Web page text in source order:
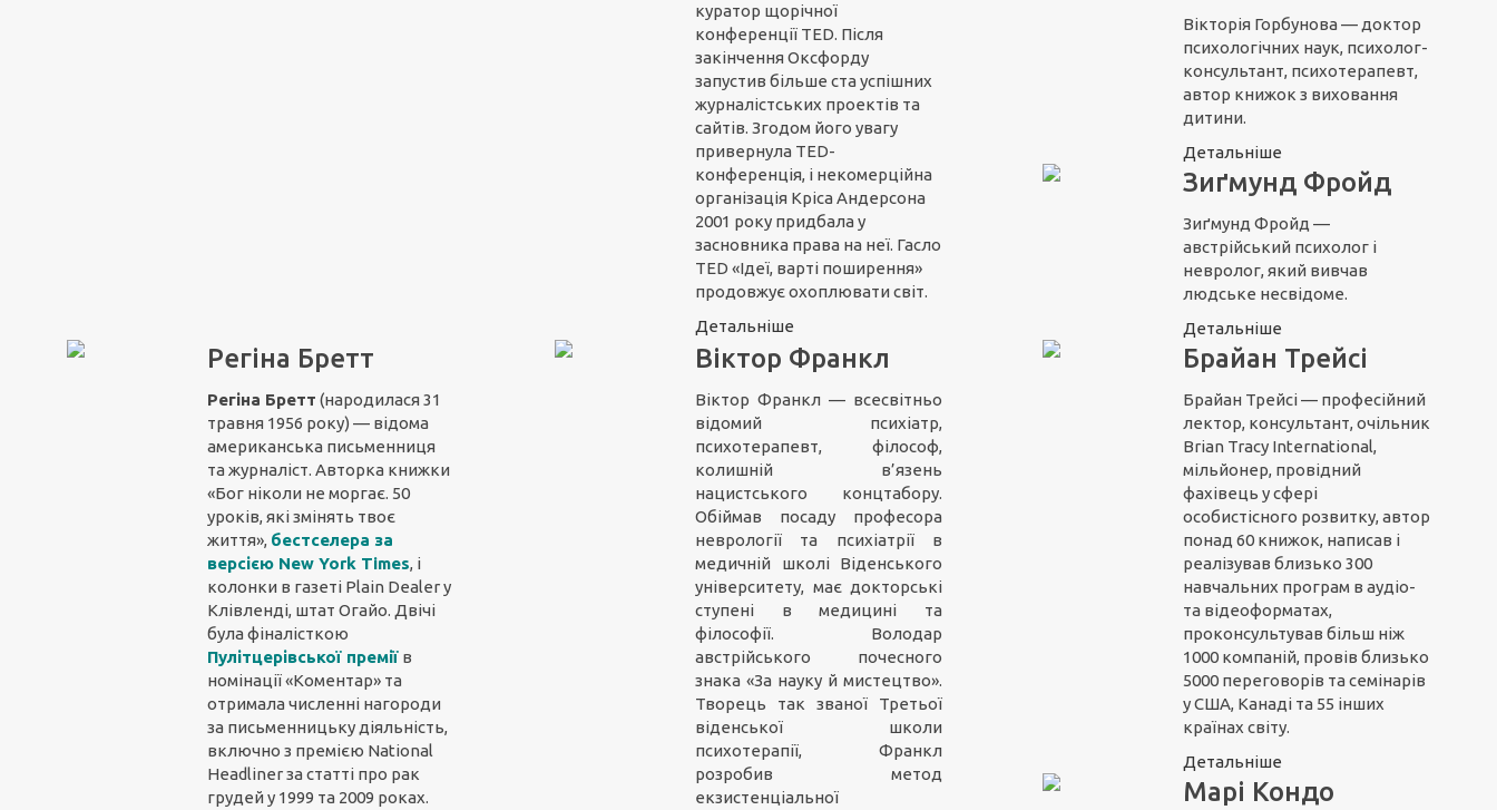
куратор щорічної
конференції TED. Після
закінчення Оксфорду
запустив більше ста успішних
журналістських проектів та
сайтів. Згодом його увагу
привернула TED-
конференція, і некомерційна
організація Кріса Андерсона
2001 року придбала у
засновника права на неї. Гасло
TED «Ідеї, варті поширення»
продовжує охоплювати світ.
Детальніше
Вікторія Горбунова — доктор
психологічних наук, психолог-
консультант, психотерапевт,
автор книжок з виховання
дитини.
Детальніше
Зиґмунд Фройд
Зиґмунд Фройд —
австрійський психолог і
невролог, який вивчав
людське несвідоме.
Детальніше
Регіна Бретт
Регіна Бретт (народилася 31
травня 1956 року) — відома
американська письменниця
та журналіст. Авторка книжки
«Бог ніколи не моргає. 50
уроків, які змінять твоє
життя», бестселера за
версією New York Times, і
колонки в газеті Plain Dealer у
Клівленді, штат Огайо. Двічі
була фіналісткою
Пулітцерівської премії в
номінації «Коментар» та
отримала численні нагороди
за письменницьку діяльність,
включно з премією National
Headliner за статті про рак
грудей у 1999 та 2009 роках.
Віктор Франкл
Віктор Франкл — всесвітньо
відомий психіатр,
психотерапевт, філософ,
колишній в’язень
нацистського концтабору.
Обіймав посаду професора
неврології та психіатрії в
медичній школі Віденського
університету, має докторські
ступені в медицині та
філософії. Володар
австрійського почесного
знака «За науку й мистецтво».
Творець так званої Третьої
віденської школи
психотерапії, Франкл
розробив метод
екзистенціальної
Брайан Трейсі
Брайан Трейсі — професійний
лектор, консультант, очільник
Brian Tracy International,
мільйонер, провідний
фахівець у сфері
особистісного розвитку, автор
понад 60 книжок, написав і
реалізував близько 300
навчальних програм в аудіо-
та відеоформатах,
проконсультував більш ніж
1000 компаній, провів близько
5000 переговорів та семінарів
у США, Канаді та 55 інших
країнах світу.
Детальніше
Марі Кондо